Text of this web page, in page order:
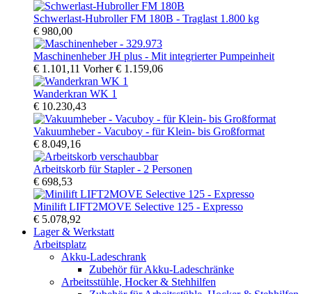
Schwerlast-Hubroller FM 180B - Traglast 1.800 kg
€ 980,00
Maschinenheber JH plus - Mit integrierter Pumpeinheit
€ 1.101,11 Vorher€ 1.159,06
Wanderkran WK 1
€ 10.230,43
Vakuumheber - Vacuboy - für Klein- bis Großformat
€ 8.049,16
Arbeitskorb für Stapler - 2 Personen
€ 698,53
Minilift LIFT2MOVE Selective 125 - Expresso
€ 5.078,92
Lager & Werkstatt
Arbeitsplatz
Akku-Ladeschrank
Zubehör für Akku-Ladeschränke
Arbeitsstühle, Hocker & Stehhilfen